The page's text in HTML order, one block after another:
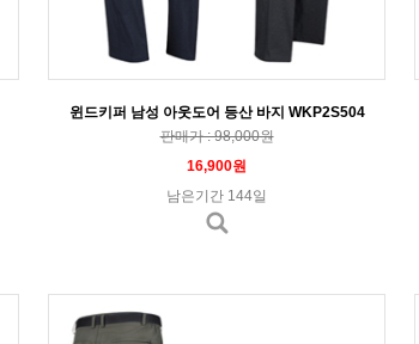
윈드키퍼 남성 아웃도어 등산 바지 WKP2S504
판매가 : 98,000원
16,900원
남은기간 144일